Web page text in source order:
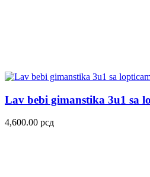
Lav bebi gimanstika 3u1 sa
4,600.00 рсд